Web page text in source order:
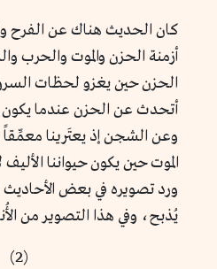
كان الحديث هناك عن الفرح
أزمنة الحزن والموت والحرب
الحزن حين يغزو لحظات
أتحدث عن الحزن عندما
وعن الشجن إذ يعتَرينا
الموت حين يكون حيواننا
ورد تصويره في بعض الأحاديث
يُذبح، وفي هذا التصوير من
(2)